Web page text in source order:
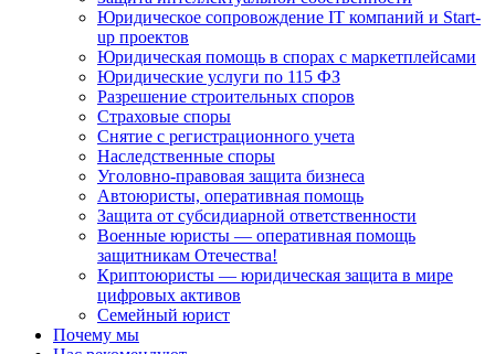
Юридическое сопровождение IT компаний и Start-
up проектов
Юридическая помощь в спорах с маркетплейсами
Юридические услуги по 115 ФЗ
Разрешение строительных споров
Страховые споры
Снятие с регистрационного учета
Наследственные споры
Уголовно-правовая защита бизнеса
Автоюристы, оперативная помощь
Защита от субсидиарной ответственности
Военные юристы — оперативная помощь
защитникам Отечества!
Криптоюристы — юридическая защита в мире
цифровых активов
Семейный юрист
Почему мы